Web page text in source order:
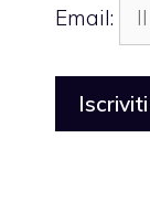
Email: